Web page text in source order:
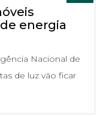
energia
Nacional de
de luz vão ficar